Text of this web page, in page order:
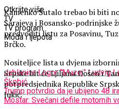
Otkrijte više
TV
TV program
Moda i ljepota
Jablanica Logor “Muzej” Ludvig
Škobić
Trump potvrdio da je ubijeno 48
Mostar: Svečani defile motornih
Kamenko Šutalo trebao bi biti
Sarajeva i Bosansko-podrinjske
predvoditi listu za Posavinu,
Brčko.
Nositeljice lista u dvjema
Srpske bit će Ljiljana Došen i
potpredsjednika Republike
Jukić.